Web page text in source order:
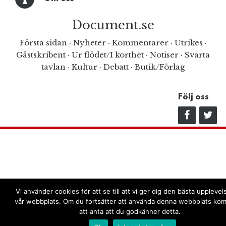
Document.se
Första sidan· Nyheter· Kommentarer· Utrikes ·
Gästskribent · Ur flödet/I korthet · Notiser · Svarta
tavlan · Kultur · Debatt · Butik/Förlag
Följ oss
Vi använder cookies för att se till att vi ger dig den bästa
vår webbplats. Om du fortsätter att använda denna webbplats
att anta att du godkänner detta.